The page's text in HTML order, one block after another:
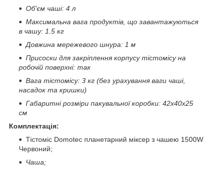
Об'єм чаші: 4 л
Максимальна вага продуктів, що завантажуються
в чашу: 1.5 кг
Довжина мережевого шнура: 1 м
Присоски для закріплення корпусу тістомісу на
робочій поверхні: так
Вага тістомісу: 3 кг (без урахування ваги чаші,
насадок та кришки)
Габаритні розміри пакувальної коробки: 42х40х25
см
Комплектація:
Тістоміс Domotec планетарний міксер з чашею 1500W
Червоний;
Чаша;